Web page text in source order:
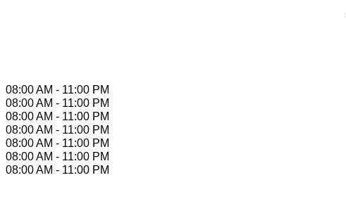
08:00 AM - 11:00 PM
08:00 AM - 11:00 PM
08:00 AM - 11:00 PM
08:00 AM - 11:00 PM
08:00 AM - 11:00 PM
08:00 AM - 11:00 PM
08:00 AM - 11:00 PM